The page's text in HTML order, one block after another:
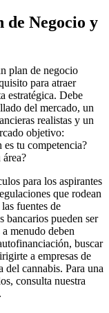
de Negocio y
plan de negocio
para atraer
estratégica. Debe
del mercado, un
realistas y un
objetivo:
es tu competencia?
para los aspirantes
que rodean
fuentes de
bancarios pueden ser
menudo deben
buscar
a empresas de
del cannabis. Para una
consulta nuestra
.